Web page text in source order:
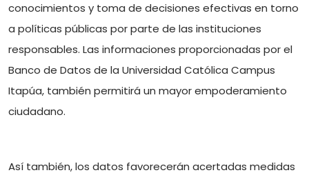
conocimientos y toma de decisiones efectivas en torno
a políticas públicas por parte de las instituciones
responsables. Las informaciones proporcionadas por el
Banco de Datos de la Universidad Católica Campus
Itapúa, también permitirá un mayor empoderamiento
ciudadano.
Así también, los datos favorecerán acertadas medidas